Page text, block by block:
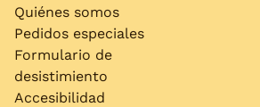
Quiénes somos
Pedidos especiales
Formulario de
desistimiento
Accesibilidad